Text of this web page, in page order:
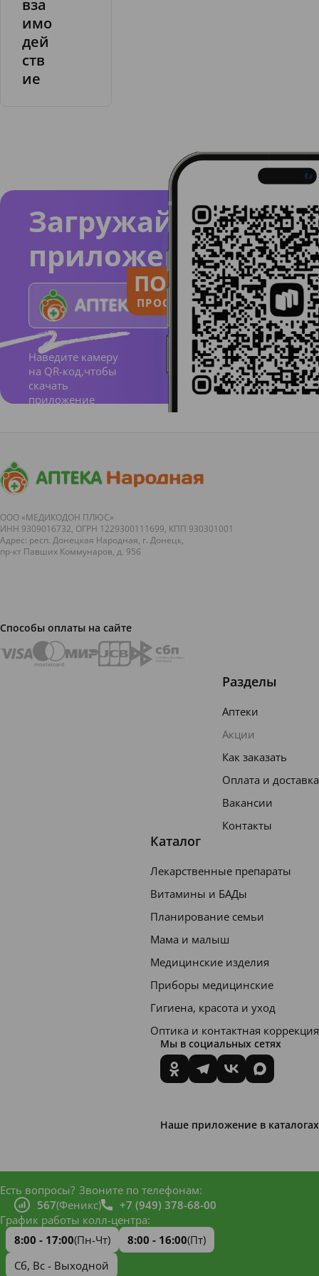
и
п
и
н
а
вза
имо
дей
ств
ие
Загружайте
приложение
Наведите камеру
на QR-код,чтобы
скачать
приложение
ПОЛЬЗУЙСЯ
ПРОСТО И ПОНЯТНО
ООО «МЕДИКОДОН ПЛЮС»
ИНН 9309016732, ОГРН 1229300111699, КПП 930301001
Адрес: респ. Донецкая Народная, г. Донецк,
пр-кт Павших Коммунаров, д. 95б
Способы оплаты на сайте
Разделы
Аптеки
Акции
Как заказать
Оплата и доставка
Вакансии
Контакты
Каталог
Лекарственные препараты
Витамины и БАДы
Планирование семьи
Мама и малыш
Медицинские изделия
Приборы медицинские
Гигиена, красота и уход
Оптика и контактная коррекция
Мы в социальных сетях
Наше приложение в каталогах
Есть вопросы? Звоните по телефонам:
567(Феникс)
+7 (949) 378-68-00
График работы колл-центра:
8:00 - 17:00(Пн-Чт) 8:00 - 16:00(Пт)
Сб, Вс - Выходной